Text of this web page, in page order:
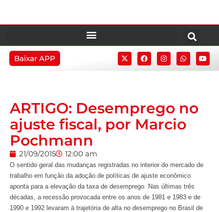
Baixar APP
ARTIGO: Desemprego no
ajuste fiscal, por Marcio
Pochmann
21/09/2015 12:00 am
O sentido geral das mudanças registradas no interior do mercado de
trabalho em função da adoção de políticas de ajuste econômico
aponta para a elevação da taxa de desemprego. Nas últimas três
décadas, a recessão provocada entre os anos de 1981 e 1983 e de
1990 e 1992 levaram à trajetória de alta no desemprego no Brasil de